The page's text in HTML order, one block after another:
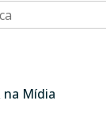
na Mídia